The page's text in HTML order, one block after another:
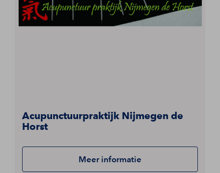
Acupunctuurpraktijk Nijmegen de
Horst
Meer informatie